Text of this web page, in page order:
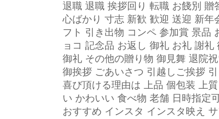
退職 退職 挨拶回り 転職 お餞別
心ばかり 寸志 新歓 歓迎 送迎 新
フト 引き出物 コンペ 参加賞 景品
ョコ 記念品 お返し 御礼 お礼 謝
御礼 その他の贈り物 御見舞 退院
御挨拶 ごあいさつ 引越しご挨拶
喜び頂ける理由は 上品 個包装 上
い かわいい 食べ物 老舗 日時指定
おすすめ インスタ インスタ映え